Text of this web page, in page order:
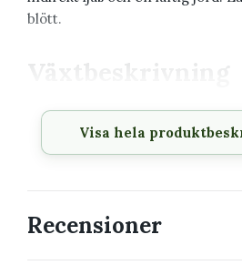
blött.
Produkt
Princess'
Visa hela
Recensioner